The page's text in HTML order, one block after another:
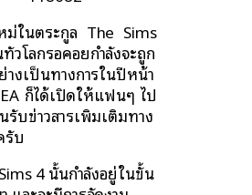
ม่ในตระกูล The Sims
วโลกรอคอยกำลังจะถูก
างเป็นทางการในปีหน้า
ก็ได้เปิดให้แฟนๆ ไป
รับข่าวสารเพิ่มเติมทาง
รับ
4 นั้นกำลังอยู่ในขั้น